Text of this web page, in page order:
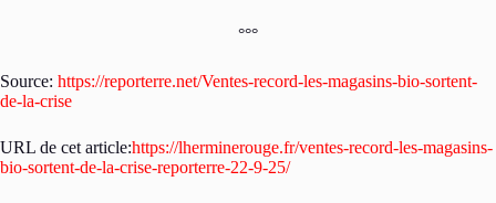
°°°
Source: https://reporterre.net/Ventes-record-les-magasins-bio-sortent-
de-la-crise
URL de cet article:https://lherminerouge.fr/ventes-record-les-magasins-
bio-sortent-de-la-crise-reporterre-22-9-25/